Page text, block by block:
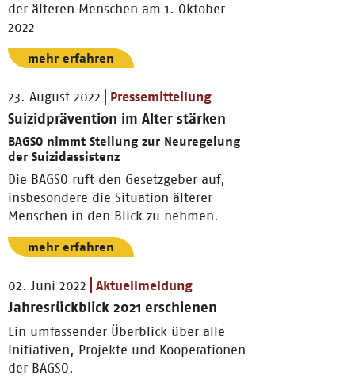
der älteren Menschen am 1. Oktober
2022
mehr erfahren
23. August 2022 Pressemitteilung
Suizidprävention im Alter stärken
BAGSO nimmt Stellung zur Neuregelung
der Suizidassistenz
Die BAGSO ruft den Gesetzgeber auf,
insbesondere die Situation älterer
Menschen in den Blick zu nehmen.
mehr erfahren
02. Juni 2022 Aktuellmeldung
Jahresrückblick 2021 erschienen
Ein umfassender Überblick über alle
Initiativen, Projekte und Kooperationen
der BAGSO.